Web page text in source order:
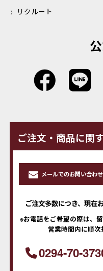
リクルート
ご注文・商品に関
メールでのお問い合わせ
ご注文多数につき、現在
※お電話をご希望の際は、
営業時間内に順
0294-70-